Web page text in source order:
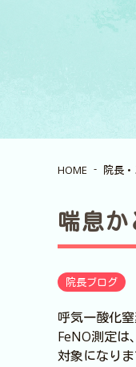
HOME 院長
喘息
院長ブログ
呼気一酸化
FeNO測定は
対象になりま